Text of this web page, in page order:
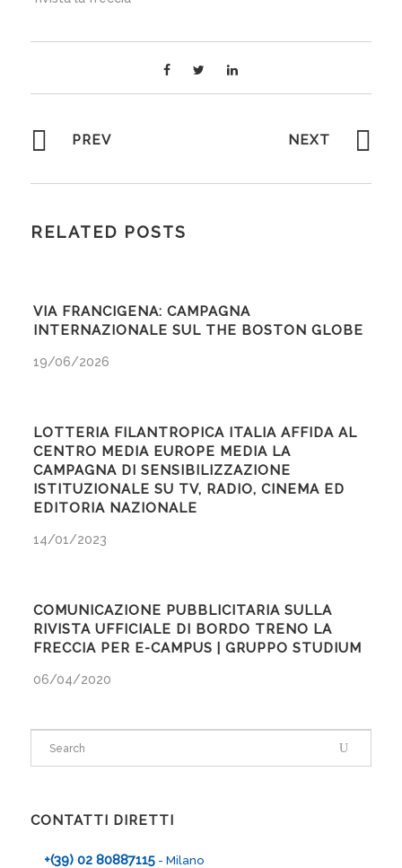
PREV NEXT
RELATED POSTS
VIA FRANCIGENA: CAMPAGNA
INTERNAZIONALE SUL THE BOSTON GLOBE
19/06/2026
LOTTERIA FILANTROPICA ITALIA AFFIDA AL
CENTRO MEDIA EUROPE MEDIA LA
CAMPAGNA DI SENSIBILIZZAZIONE
ISTITUZIONALE SU TV, RADIO, CINEMA ED
EDITORIA NAZIONALE
14/01/2023
COMUNICAZIONE PUBBLICITARIA SULLA
RIVISTA UFFICIALE DI BORDO TRENO LA
FRECCIA PER E-CAMPUS | GRUPPO STUDIUM
06/04/2020
CONTATTI DIRETTI
+(39) 02 80887115- Milano